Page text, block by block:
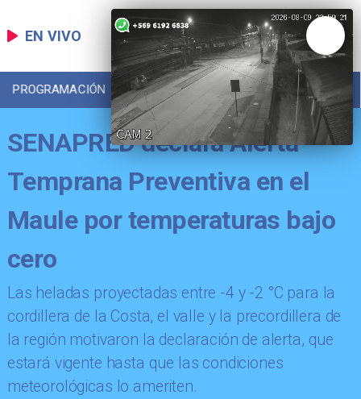
EN VIVO
PROGRAMACIÓN LOCAL DEPORTES
SENAPRED declara Alerta
Temprana Preventiva en el
Maule por temperaturas bajo
cero
​Las heladas proyectadas entre -4 y -2 °C para la
cordillera de la Costa, el valle y la precordillera de
la región motivaron la declaración de alerta, que
estará vigente hasta que las condiciones
meteorológicas lo ameriten.